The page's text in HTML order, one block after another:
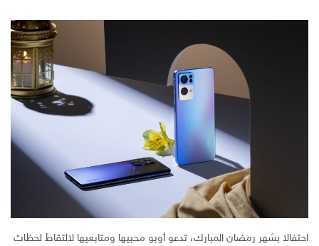
احتفالا بشهر رمضان المبارك، تدعو أوبو محبيها ومتابعيها لالتقاط لحظات